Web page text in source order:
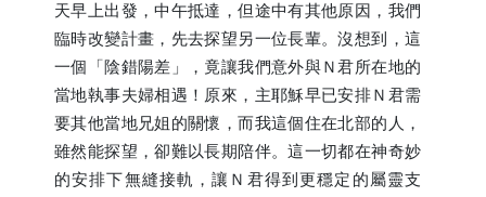
天早上出發，中午抵達，但途中有其他原因，我們
臨時改變計畫，先去探望另一位長輩。沒想到，這
一個「陰錯陽差」，竟讓我們意外與Ｎ君所在地的
當地執事夫婦相遇！原來，主耶穌早已安排Ｎ君需
要其他當地兄姐的關懷，而我這個住在北部的人，
雖然能探望，卻難以長期陪伴。這一切都在神奇妙
的安排下無縫接軌，讓Ｎ君得到更穩定的屬靈支